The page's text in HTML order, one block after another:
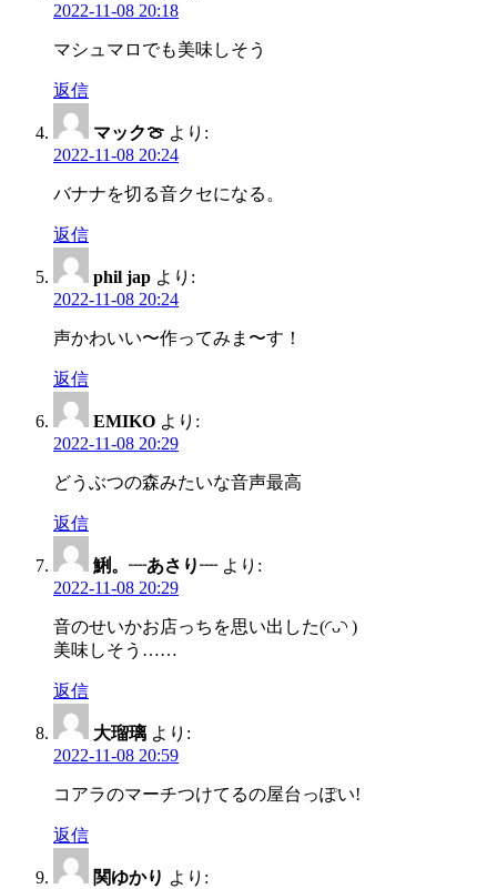
2022-11-08 20:18
マシュマロでも美味しそう
返信
マック🍈 より:
2022-11-08 20:24
バナナを切る音クセになる。
返信
phil jap より:
2022-11-08 20:24
声かわいい〜作ってみま〜す！
返信
EMIKO より:
2022-11-08 20:29
どうぶつの森みたいな音声最高
返信
鯏。┈あさり┈ より:
2022-11-08 20:29
音のせいかお店っちを思い出した(◜ᴗ◝ )
美味しそう……
返信
大瑠璃 より:
2022-11-08 20:59
コアラのマーチつけてるの屋台っぽい!
返信
関ゆかり より: